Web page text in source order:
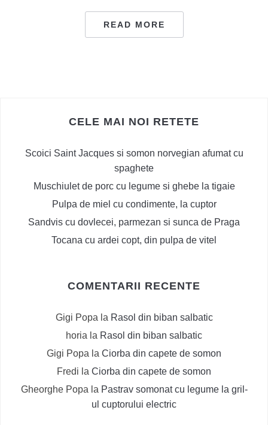
READ MORE
CELE MAI NOI RETETE
Scoici Saint Jacques si somon norvegian afumat cu
spaghete
Muschiulet de porc cu legume si ghebe la tigaie
Pulpa de miel cu condimente, la cuptor
Sandvis cu dovlecei, parmezan si sunca de Praga
Tocana cu ardei copt, din pulpa de vitel
COMENTARII RECENTE
Gigi Popa la Rasol din biban salbatic
horia la Rasol din biban salbatic
Gigi Popa la Ciorba din capete de somon
Fredi la Ciorba din capete de somon
Gheorghe Popa la Pastrav somonat cu legume la gril-
ul cuptorului electric